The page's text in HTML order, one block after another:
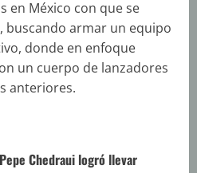
en México con que se
buscando armar un equipo
donde en enfoque
un cuerpo de lanzadores
anteriores.
Chedraui logró llevar